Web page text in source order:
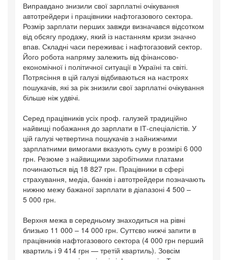
Виправдано знизили свої зарплатні очікування
автотрейдери і працівники нафтогазового сектора.
Розмір зарплати перших завжди визначався відсотком
від обсягу продажу, який із настанням кризи значно
впав. Складні часи переживає і нафтогазовий сектор.
Його робота напряму залежить від фінансово-
економічної і політичної ситуації в Україні та світі.
Потрясіння в цій галузі відбиваються на настроях
пошукачів, які за рік знизили свої зарплатні очікування
більше ніж удвічі.
Серед працівників усіх проф. галузей традиційно
найвищі побажання до зарплати в ІТ-спеціалістів. У
цій галузі четвертина пошукачів з найнижчими
зарплатними вимогами вказують суму в розмірі 6 000
грн. Резюме з найвищими заробітними платами
починаються від 18 827 грн. Працівники в сфері
страхування, медіа, банків і автотрейдери позначають
нижню межу бажаної зарплати в діапазоні 4 500 –
5 000 грн.
Верхня межа в середньому знаходиться на рівні
близько 11 000 – 14 000 грн. Суттєво нижчі запити в
працівників нафтогазового сектора (4 000 грн перший
квартиль і 9 414 грн — третій квартиль). Зовсім